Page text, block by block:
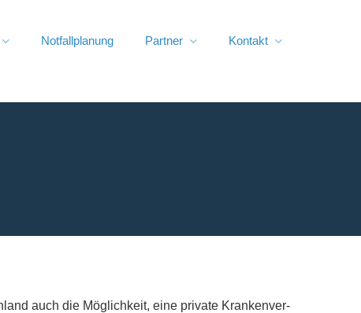
Notfallplanung Partner Kontakt
auch die Möglichkeit, eine private Kranken­ver­